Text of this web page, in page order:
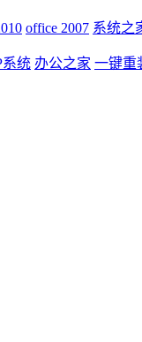
office 2007 系统之
系统 办公之家 一键重